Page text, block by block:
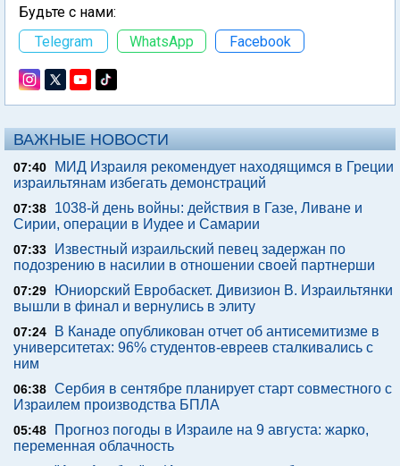
Будьте с нами:
Telegram
WhatsApp Facebook
ВАЖНЫЕ НОВОСТИ
07:40
МИД Израиля рекомендует находящимся в Греции
израильтянам избегать демонстраций
07:38
1038-й день войны: действия в Газе, Ливане и
Сирии, операции в Иудее и Самарии
07:33
Известный израильский певец задержан по
подозрению в насилии в отношении своей партнерши
07:29
Юниорский Евробаскет. Дивизион В. Израильтянки
вышли в финал и вернулись в элиту
07:24
В Канаде опубликован отчет об антисемитизме в
университетах: 96% студентов-евреев сталкивались с
ним
06:38 Сербия в сентябре планирует старт совместного с
Израилем производства БПЛА
05:48
Прогноз погоды в Израиле на 9 августа: жарко,
переменная облачность